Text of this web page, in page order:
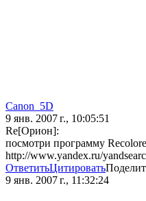
Canon_5D
9 янв. 2007 г., 10:05:51
Re[Орион]:
поcмотри программу
http://www.yandex.ru/
ОтветитьЦитировать
9 янв. 2007 г., 11:32:24